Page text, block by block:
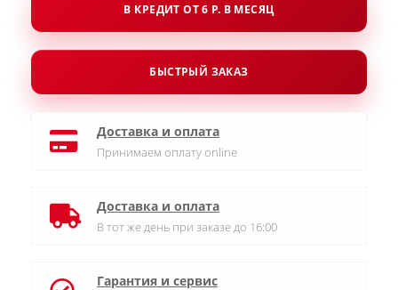
В КРЕДИТ ОТ 6 Р. В МЕСЯЦ
БЫСТРЫЙ ЗАКАЗ
Доставка и оплата
Принимаем оплату online
Доставка и оплата
В тот же день при заказе до 16:00
Гарантия и сервис